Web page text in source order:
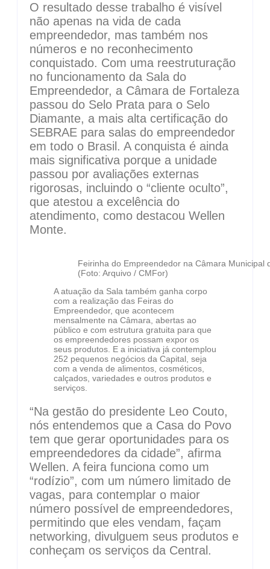
O resultado desse trabalho é visível
não apenas na vida de cada
empreendedor, mas também nos
números e no reconhecimento
conquistado. Com uma reestruturação
no funcionamento da Sala do
Empreendedor, a Câmara de Fortaleza
passou do Selo Prata para o Selo
Diamante, a mais alta certificação do
SEBRAE para salas do empreendedor
em todo o Brasil. A conquista é ainda
mais significativa porque a unidade
passou por avaliações externas
rigorosas, incluindo o “cliente oculto”,
que atestou a excelência do
atendimento, como destacou Wellen
Monte.
Feirinha do Empreendedor na Câmara Municipal
(Foto: Arquivo / CMFor)
A atuação da Sala também ganha corpo
com a realização das Feiras do
Empreendedor, que acontecem
mensalmente na Câmara, abertas ao
público e com estrutura gratuita para que
os empreendedores possam expor os
seus produtos. E a iniciativa já contemplou
252 pequenos negócios da Capital, seja
com a venda de alimentos, cosméticos,
calçados, variedades e outros produtos e
serviços.
“Na gestão do presidente Leo Couto,
nós entendemos que a Casa do Povo
tem que gerar oportunidades para os
empreendedores da cidade”, afirma
Wellen. A feira funciona como um
“rodízio”, com um número limitado de
vagas, para contemplar o maior
número possível de empreendedores,
permitindo que eles vendam, façam
networking, divulguem seus produtos e
conheçam os serviços da Central.